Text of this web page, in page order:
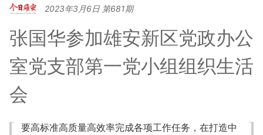
2023年3月6日 第681期
张国华参加雄安新区党政办公
室党支部第一党小组组织生活
会
要高标准高质量高效率完成各项工作任务，在打造中